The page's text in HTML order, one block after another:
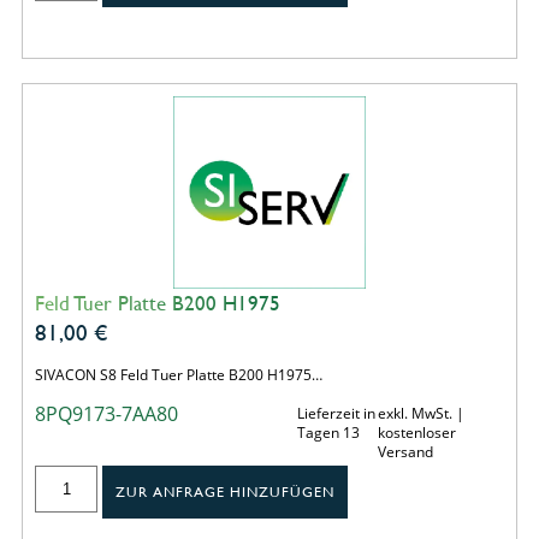
Feld Tuer Platte B200 H1975
81,00 €
SIVACON S8 Feld Tuer Platte B200 H1975…
8PQ9173-7AA80
Lieferzeit in
Tagen 13
exkl. MwSt. |
kostenloser
Versand
ZUR ANFRAGE HINZUFÜGEN